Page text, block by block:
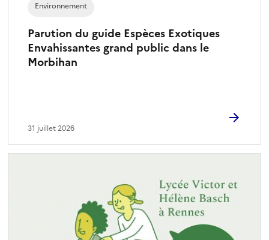
Parution du guide Espèces Exotiques
Envahissantes grand public dans le
Morbihan
Environnement
31 juillet 2026